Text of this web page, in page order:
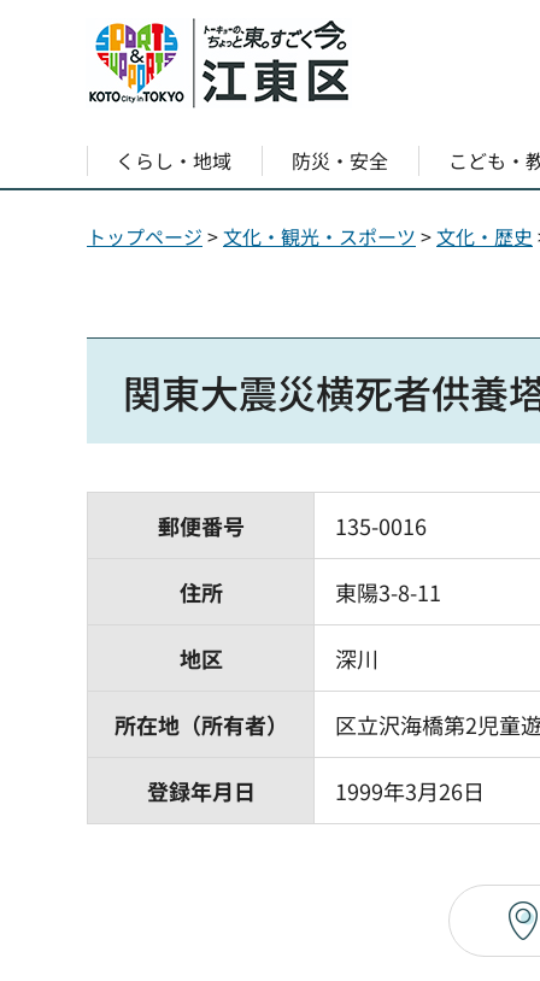
くらし・地域 防災・安全 こども・
トップページ >文化・観光・スポーツ >文化・歴史
関東大震災横死者供
郵便番号 135-0016
住所 東陽3-8-11
地区 深川
所在地（所有者） 区立沢海橋第2児童
登録年月日 1999年3月26日